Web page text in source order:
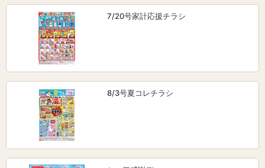
7/20号家計応援チラシ
8/3号夏コレチラシ